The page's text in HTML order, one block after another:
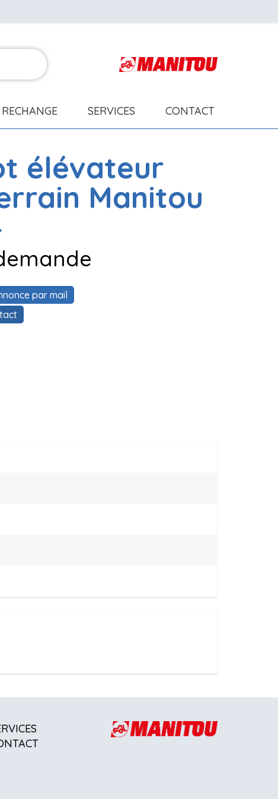
SERVICES CONTACT
élévateur
Manitou
par mail